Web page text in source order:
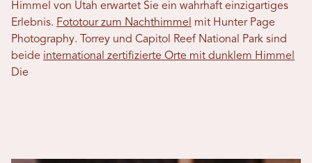
Himmel von Utah erwartet Sie ein wahrhaft einzigartiges
Erlebnis. Fototour zum Nachthimmel
mit Hunter Page
Photography. Torrey und Capitol Reef National Park sind
beide international zertifizierte Orte mit dunklem Himmel
Die